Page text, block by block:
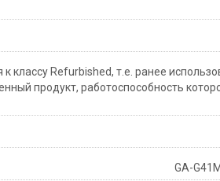
к классу Refurbished, т.е. ранее
продукт, работоспособность
GA-